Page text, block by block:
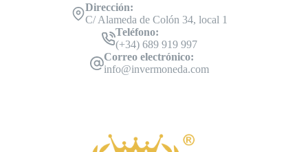
Dirección:
C/ Alameda de Colón 34, local 1
Teléfono:
(+34) 689 919 997
Correo electrónico:
info@invermoneda.com